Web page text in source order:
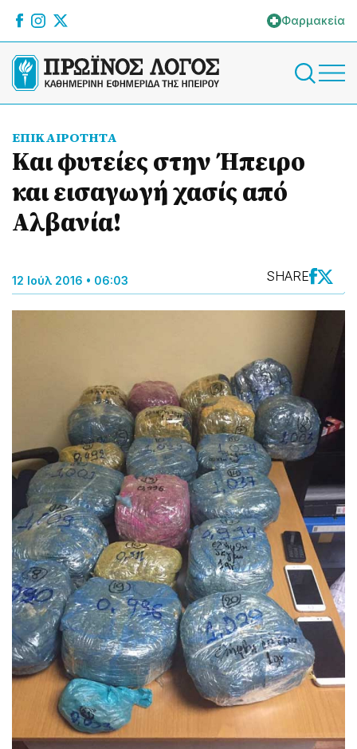
Φαρμακεία
ΕΠΙΚΑΙΡΟΤΗΤΑ
Και φυτείες στην Ήπειρο
και εισαγωγή χασίς από
Αλβανία!
12 Ιούλ 2016 • 06:03 SHARE